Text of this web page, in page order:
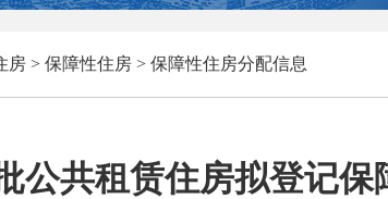
房 > 保障性住房 > 保障性住房分配信息
公共租赁住房拟登记